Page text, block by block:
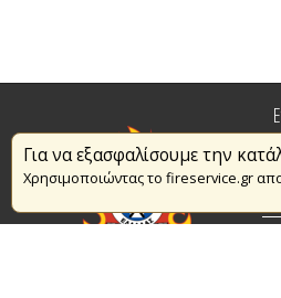
Για να εξασφαλίσουμε την
Χρησιμοποιώντας το fireservice.gr